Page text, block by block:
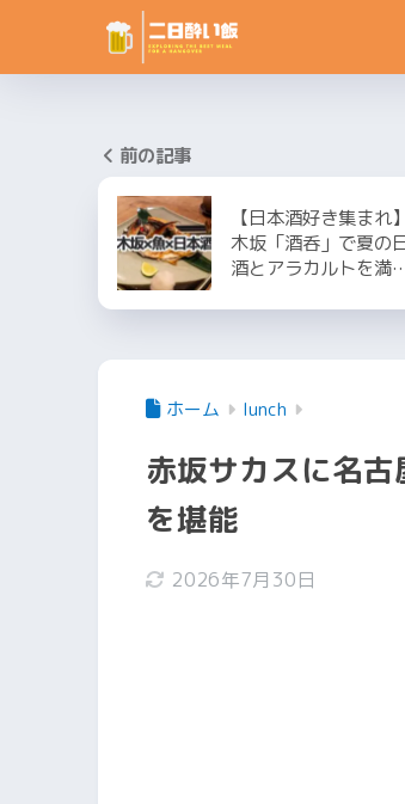
前の記事
【日本酒好き集まれ
木坂「酒呑」で夏の
酒とアラカルトを満
ホーム lunch
赤坂サカスに名
を堪能
2026年7月30日